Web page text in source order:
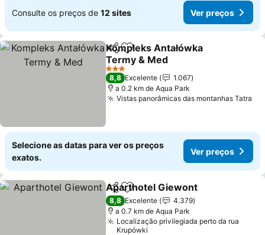
Consulte os preços de 12 sites Ver preços
PartilharAdicionar aos favoritos
Kompleks Antałówka
Termy & Med
Ver preços
3 Estrelas
8,8 Excelente
1.067
a 0.2 km de Aqua Park
Vistas panorâmicas das montanhas Tatra
Selecione as datas para ver os preços
exatos.
Ver preços
PartilharAdicionar aos favoritos
Aparthotel Giewont
8,8 Excelente
4.379
a 0.7 km de Aqua Park
Localização privilegiada perto da rua
Krupówki